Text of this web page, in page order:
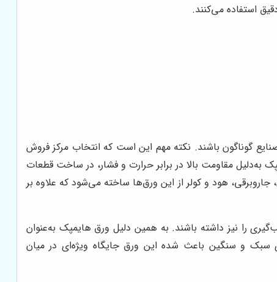
استفاده می‌کنند.
صنایع گوناگون باشند. نکته مهم این است که انتخاب مرکز فروش
به‌دلیل مقاومت بالا در برابر حرارت و فشار، در ساخت قطعات
هود و کولر از این ورق‌ها ساخته می‌شود که علاوه بر
را نیز داشته باشند. به همین دلیل ورق هایمپک به‌عنوان
سبک و سنگین باعث شده این ورق جایگاه ویژه‌ای در میان